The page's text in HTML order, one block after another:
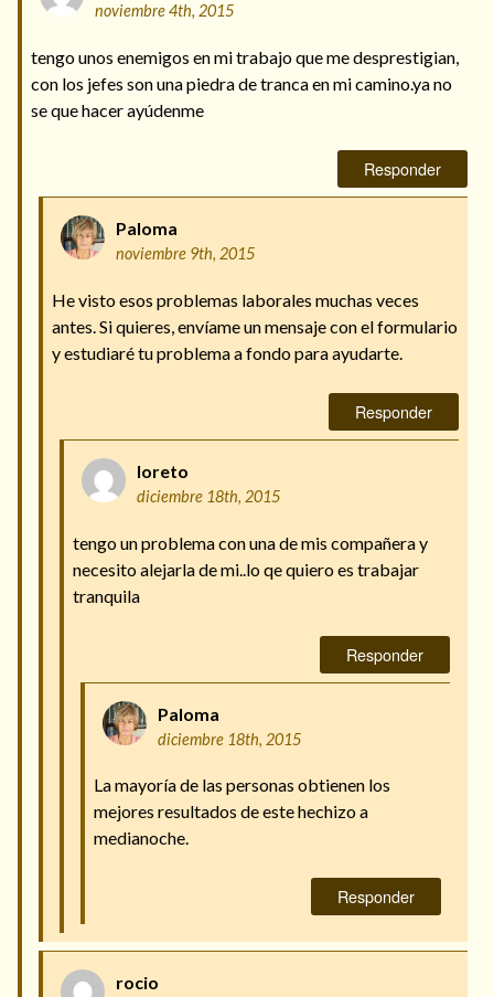
noviembre 4th, 2015
tengo unos enemigos en mi trabajo que me desprestigian,
con los jefes son una piedra de tranca en mi camino.ya no
se que hacer ayúdenme
Responder
Paloma
noviembre 9th, 2015
He visto esos problemas laborales muchas veces
antes. Si quieres, envíame un mensaje con el formulario
y estudiaré tu problema a fondo para ayudarte.
Responder
loreto
diciembre 18th, 2015
tengo un problema con una de mis compañera y
necesito alejarla de mi..lo qe quiero es trabajar
tranquila
Responder
Paloma
diciembre 18th, 2015
La mayoría de las personas obtienen los
mejores resultados de este hechizo a
medianoche.
Responder
rocio